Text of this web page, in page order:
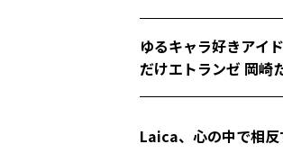
ゆるキャラ好きアイ
だけエトランゼ 岡崎
Laica、心の中で相反